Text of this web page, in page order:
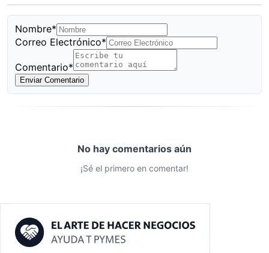
Nombre*
Correo Electrónico*
Comentario*
Enviar Comentario
No hay comentarios aún
¡Sé el primero en comentar!